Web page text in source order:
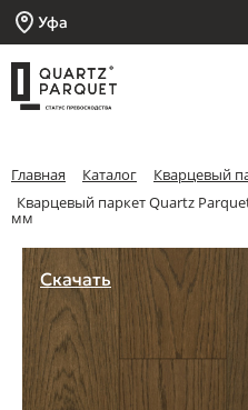
Уфа
Главная Каталог Кварцевый
Кварцевый паркет Quartz
мм
Скачать